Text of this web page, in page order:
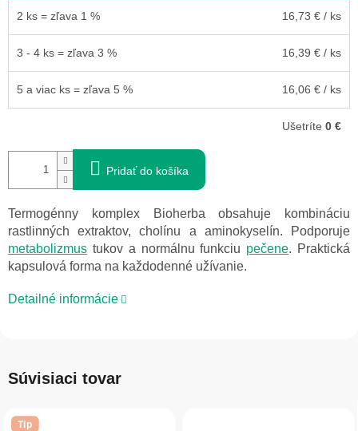
2 ks = zľava 1 % 16,73 € / ks
3 - 4 ks = zľava 3 % 16,39 € / ks
5 a viac ks = zľava 5 % 16,06 € / ks
Ušetríte 0 €
Pridať do košíka
Termogénny komplex Bioherba obsahuje kombináciu
rastlinných extraktov, cholínu a aminokyselín. Podporuje
metabolizmus tukov a normálnu funkciu pečene. Praktická
kapsulová forma na každodenné užívanie.
Detailné informácie
Súvisiaci tovar
Tip